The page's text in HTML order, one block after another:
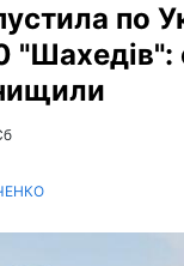
по